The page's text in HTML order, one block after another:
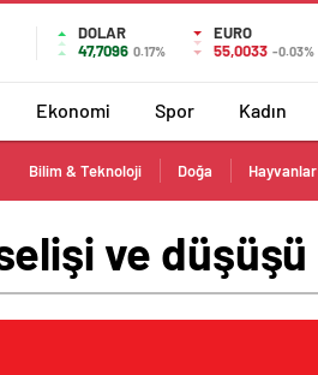
DOLAR
47,7096 0.17%
EURO
55,0033 -0.03%
Ekonomi Spor Kadın
Bilim & Teknoloji Doğa Hayvanlar
ve düşüşü